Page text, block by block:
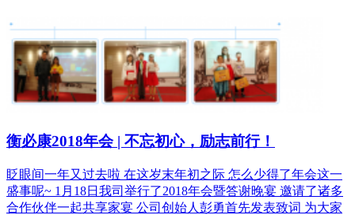
衡必康2018年会 | 不忘初心，励志前行！
眨眼间一年又过去啦 在这岁末年初之际 怎么少得了年会这一
盛事呢~ 1月18日我司举行了2018年会暨答谢晚宴 邀请了诸多
合作伙伴一起共享家宴 公司创始人彭勇首先发表致词 为大家